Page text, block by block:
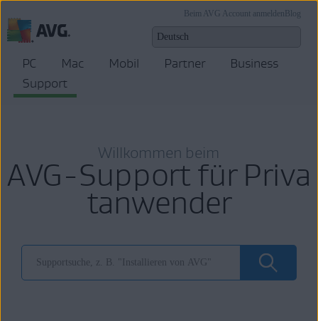
Blog
Beim AVG Account anmelden
PC Mac Mobil Partner
Business
Support
Willkommen beim
AVG-Support für Priva
tanwender